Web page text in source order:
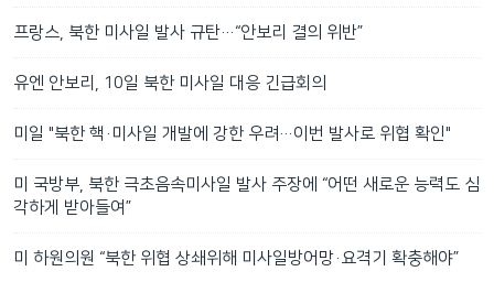
프랑스, 북한 미사일 발사 규탄…“안보리 결의 위반”
유엔 안보리, 10일 북한 미사일 대응 긴급회의
미일 "북한 핵·미사일 개발에 강한 우려…이번 발사로 위협 확인"
미 국방부, 북한 극초음속미사일 발사 주장에 “어떤 새로운 능력도 심
각하게 받아들여”
미 하원의원 “북한 위협 상쇄위해 미사일방어망·요격기 확충해야”